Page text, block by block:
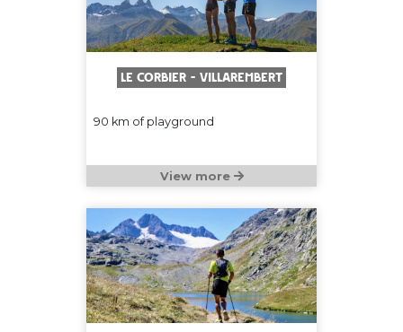
Le Corbier - Villarembert
90 km of playground
View more